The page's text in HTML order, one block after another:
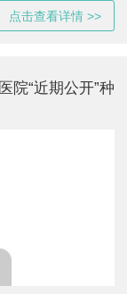
点击查看详情 >>
院“近期公开”种